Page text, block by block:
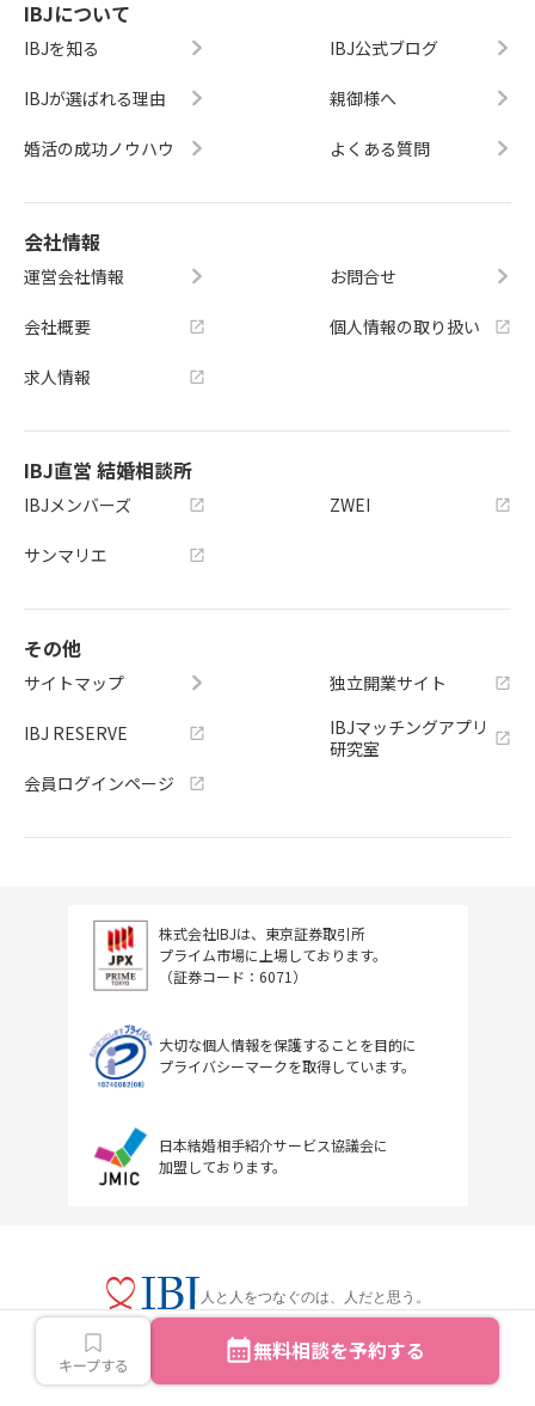
キープする 無料相談を予約する
IBJについて
IBJを知る
IBJが選ばれる理由
婚活の成功ノウハウ
IBJ公式ブログ
親御様へ
よくある質問
会社情報
運営会社情報
会社概要
求人情報
お問合せ
個人情報の取り扱い
IBJ直営 結婚相談所
IBJメンバーズ
サンマリエ
ZWEI
その他
サイトマップ
IBJ RESERVE
会員ログインページ
独立開業サイト
IBJマッチングアプリ
研究室
株式会社IBJは、東京証券取引所
プライム市場に上場しております。
（証券コード：6071）
大切な個人情報を保護することを目的に
プライバシーマークを取得しています。
日本結婚相手紹介サービス協議会に
加盟しております。
人と人をつなぐのは、人だと思う。